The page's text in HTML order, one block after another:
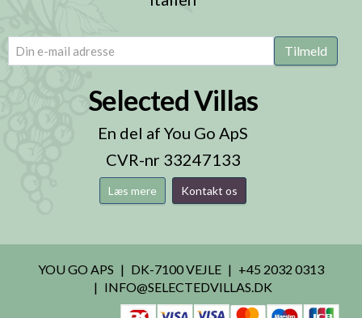
email (Påkrævet) Tilmeld
Selected Villas
En del af You Go ApS
CVR-nr 33247133
Læs mere Kontakt os
YOU GO APS DK-7100 VEJLE
+45 2032 0313
INFO@SELECTEDVILLAS.DK